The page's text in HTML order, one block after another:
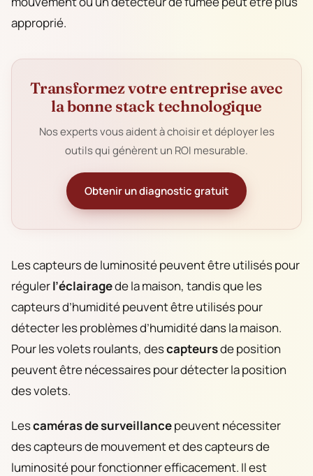
approprié.
Transformez votre entreprise avec
la bonne stack technologique
Nos experts vous aident à choisir et déployer les
outils qui génèrent un ROI mesurable.
Obtenir un diagnostic gratuit
Les capteurs de luminosité peuvent être utilisés pour
régulerl’éclairagede la maison, tandis que les
capteurs d’humidité peuvent être utilisés pour
détecter les problèmes d’humidité dans la maison.
Pour les volets roulants, descapteursde position
peuvent être nécessaires pour détecter la position
des volets.
Lescaméras desurveillancepeuvent nécessiter
des capteurs de mouvement et des capteurs de
luminosité pour fonctionner efficacement. Il est